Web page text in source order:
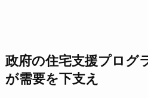
政府の住宅支援プログ
が需要を下支え